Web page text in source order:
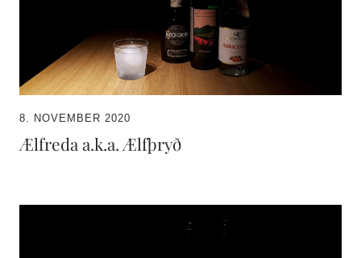
8. NOVEMBER 2020
Ælfreda a.k.a. Ælfþryð